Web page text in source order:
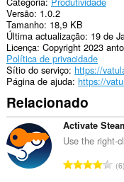
Versão 1.0.2
Tamanho 18,9 KB
Última actualização 19 de
Licença Copyright 2023
Política de privacidade
Sítio do serviço https://
Página de ajuda https://
Relacionado
Activate
Use the right-
N6